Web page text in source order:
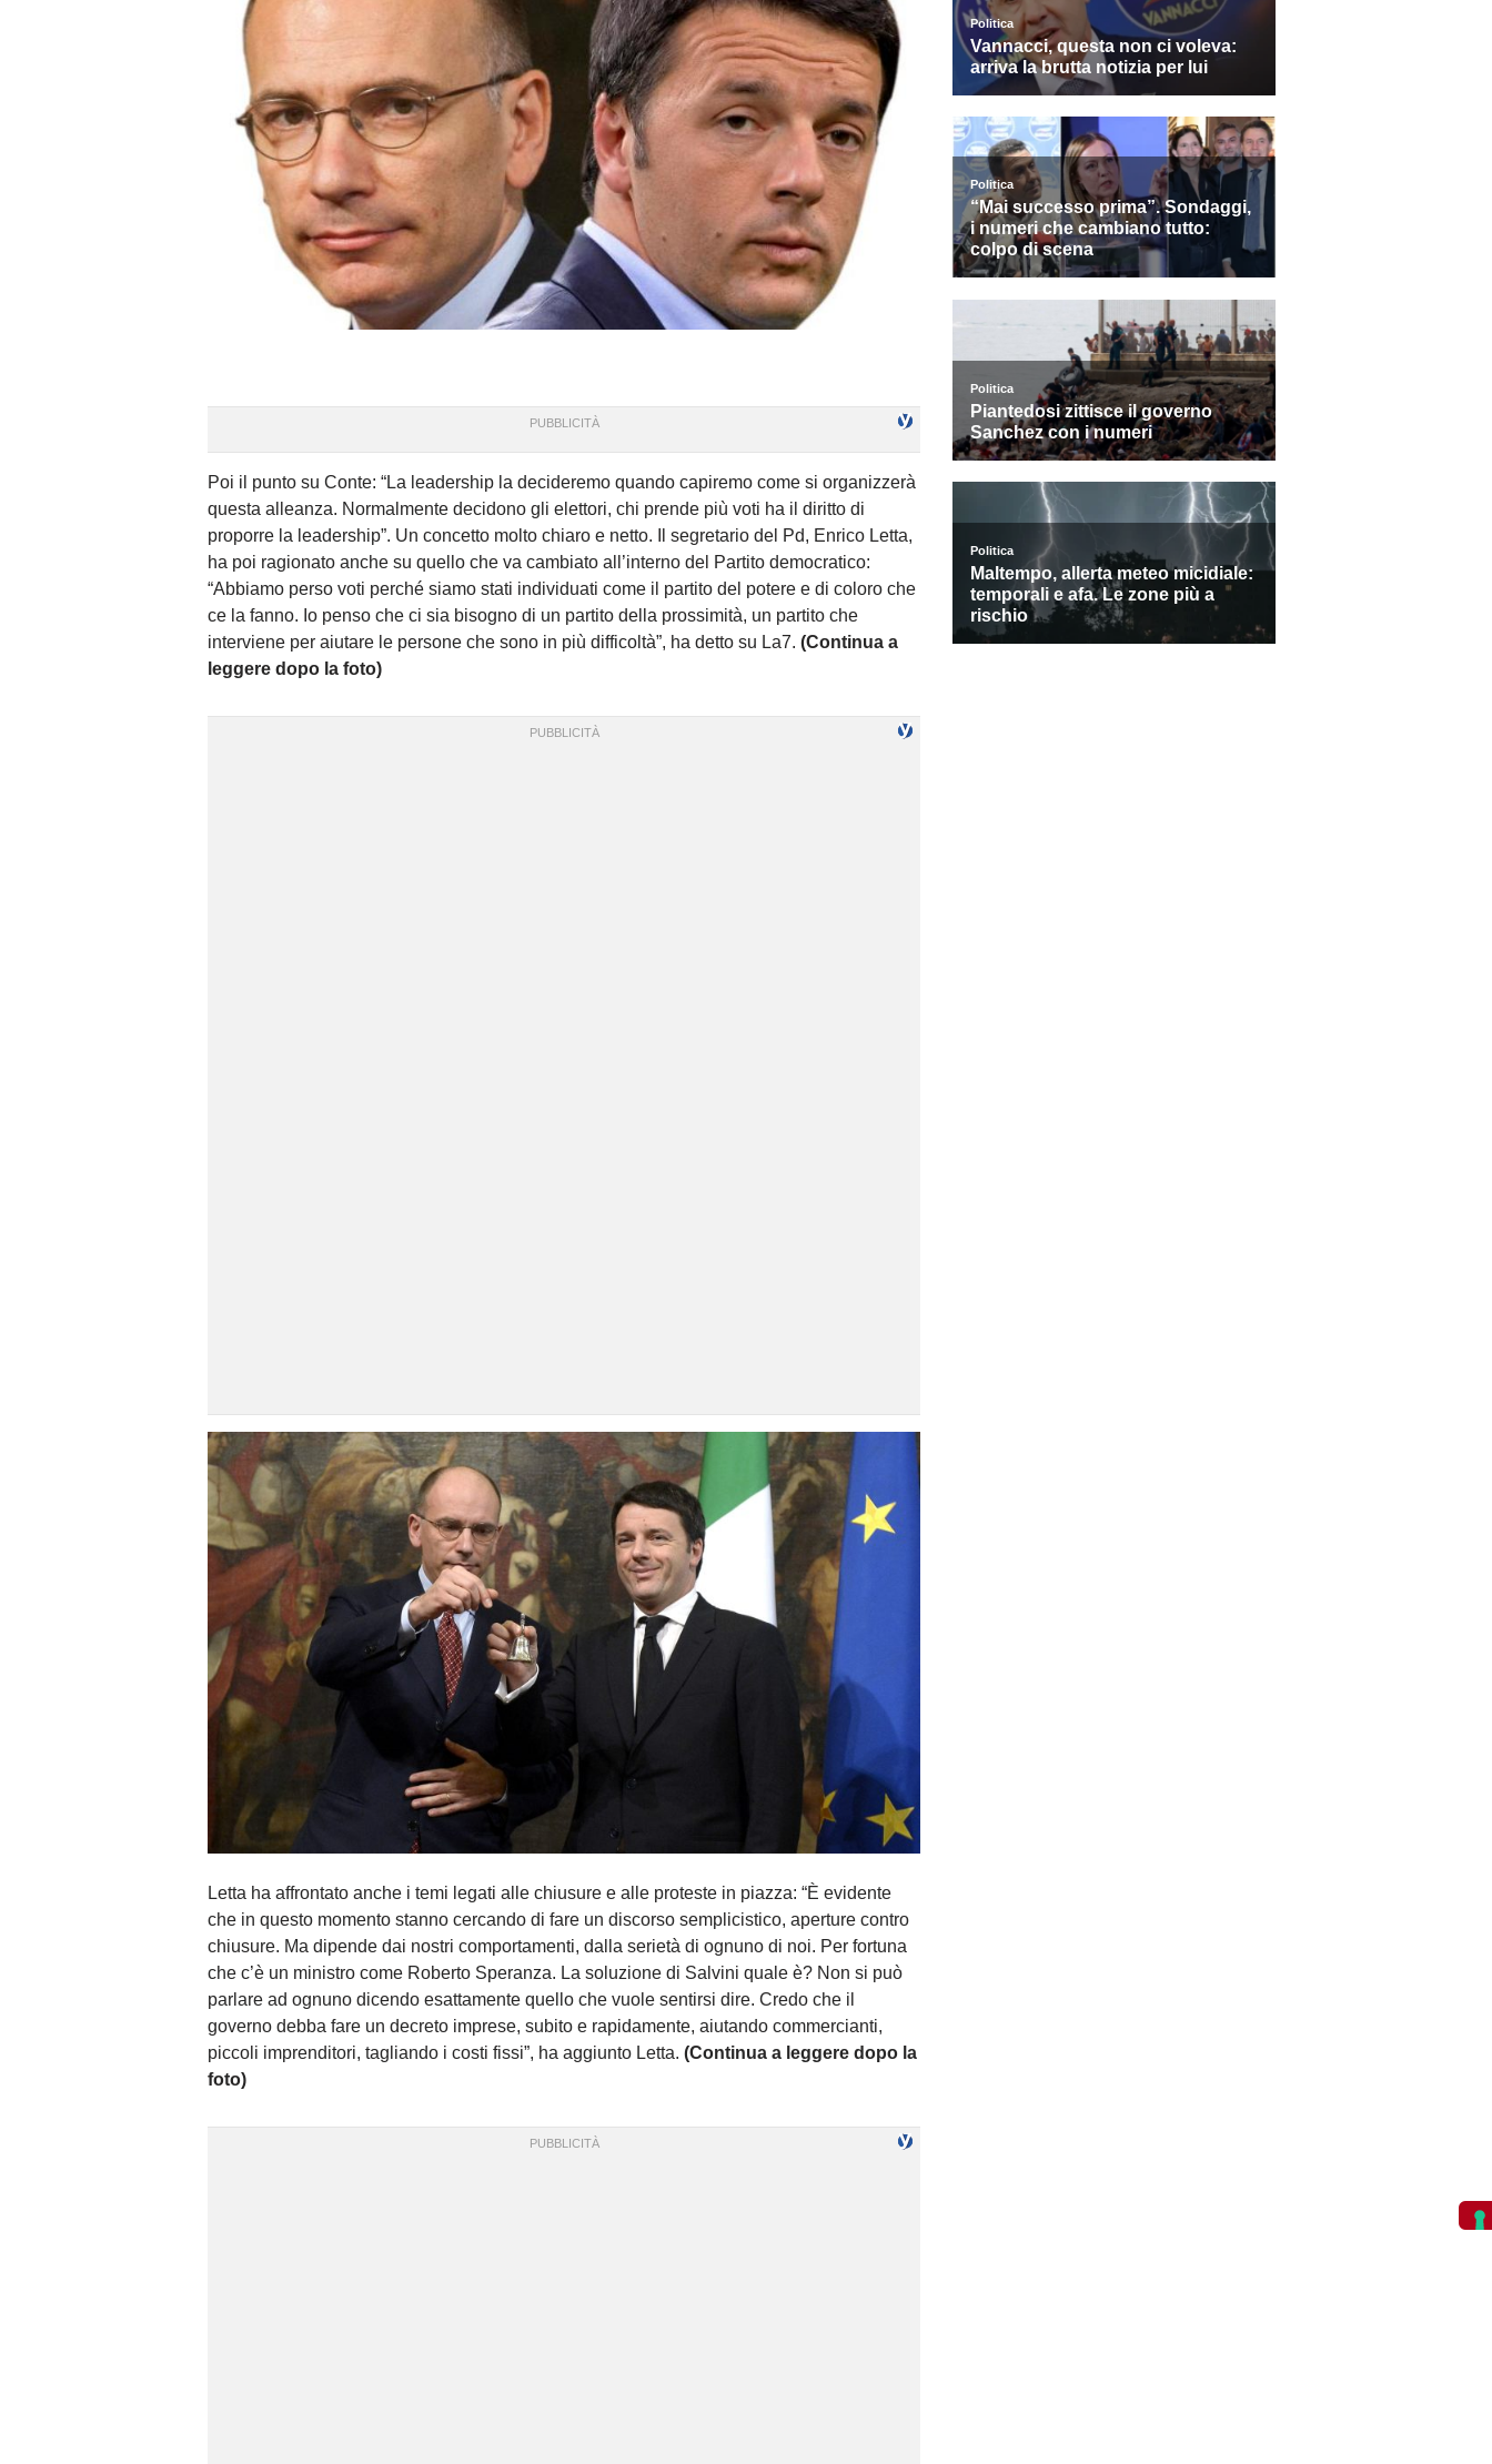
Poi il punto su Conte: “La leadership la decideremo quando capiremo come si organizzerà
questa alleanza. Normalmente decidono gli elettori, chi prende più voti ha il diritto di
proporre la leadership”. Un concetto molto chiaro e netto. Il segretario del Pd, Enrico Letta,
ha poi ragionato anche su quello che va cambiato all’interno del Partito democratico:
“Abbiamo perso voti perché siamo stati individuati come il partito del potere e di coloro che
ce la fanno. Io penso che ci sia bisogno di un partito della prossimità, un partito che
interviene per aiutare le persone che sono in più difficoltà”, ha detto su La7. (Continua a
leggere dopo la foto)
Letta ha affrontato anche i temi legati alle chiusure e alle proteste in piazza: “È evidente
che in questo momento stanno cercando di fare un discorso semplicistico, aperture contro
chiusure. Ma dipende dai nostri comportamenti, dalla serietà di ognuno di noi. Per fortuna
che c’è un ministro come Roberto Speranza. La soluzione di Salvini quale è? Non si può
parlare ad ognuno dicendo esattamente quello che vuole sentirsi dire. Credo che il
governo debba fare un decreto imprese, subito e rapidamente, aiutando commercianti,
piccoli imprenditori, tagliando i costi fissi”, ha aggiunto Letta. (Continua a leggere dopo la
foto)